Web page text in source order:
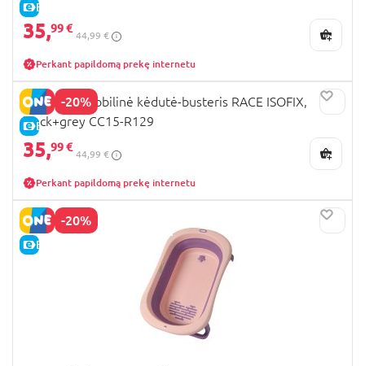
E-KAINA
35,99 €
44,99 €
Perkant papildomą prekę internetu
-20%
E-KAINA
MILLI automobilinė kėdutė-busteris RACE ISOFIX,
black+grey CC15-R129
35,99 €
44,99 €
Perkant papildomą prekę internetu
-20%
E-KAINA